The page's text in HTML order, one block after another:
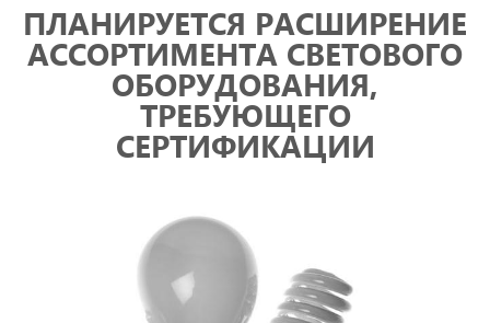
ПЛАНИРУЕТСЯ РАСШИРЕНИЕ
АССОРТИМЕНТА СВЕТОВОГО
ОБОРУДОВАНИЯ,
ТРЕБУЮЩЕГО
СЕРТИФИКАЦИИ